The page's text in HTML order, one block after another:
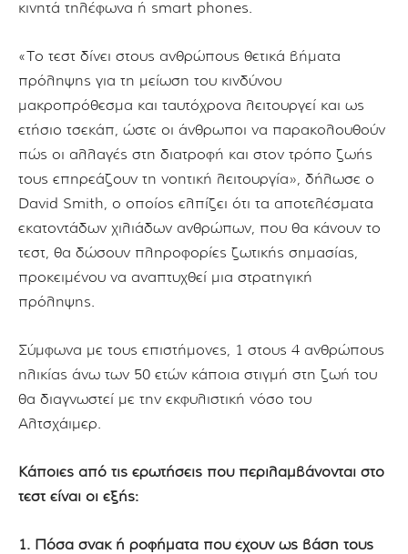
κινητά τηλέφωνα ή smart phones.
«Το τεστ δίνει στους ανθρώπους θετικά βήματα
πρόληψης για τη μείωση του κινδύνου
μακροπρόθεσμα και ταυτόχρονα λειτουργεί και ως
ετήσιο τσεκάπ, ώστε οι άνθρωποι να παρακολουθούν
πώς οι αλλαγές στη διατροφή και στον τρόπο ζωής
τους επηρεάζουν τη νοητική λειτουργία», δήλωσε ο
David Smith, ο οποίος ελπίζει ότι τα αποτελέσματα
εκατοντάδων χιλιάδων ανθρώπων, που θα κάνουν το
τεστ, θα δώσουν πληροφορίες ζωτικής σημασίας,
προκειμένου να αναπτυχθεί μια στρατηγική
πρόληψης.
Σύμφωνα με τους επιστήμονες, 1 στους 4 ανθρώπους
ηλικίας άνω των 50 ετών κάποια στιγμή στη ζωή του
θα διαγνωστεί με την εκφυλιστική νόσο του
Αλτσχάιμερ.
Κάποιες από τις ερωτήσεις που περιλαμβάνονται στο
τεστ είναι οι εξής:
1. Πόσα σνακ ή ροφήματα που έχουν ως βάση τους